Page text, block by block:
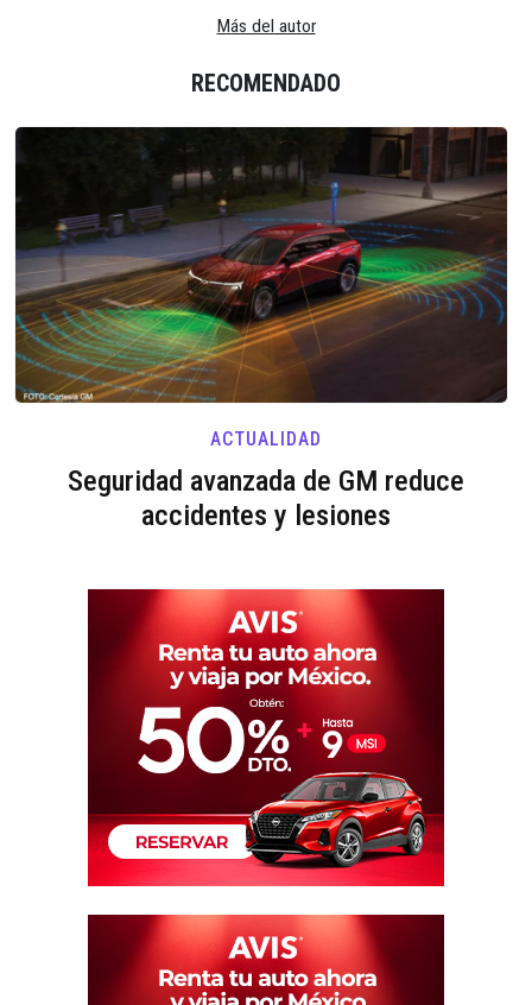
Más del autor
RECOMENDADO
ACTUALIDAD
Seguridad avanzada de GM reduce
accidentes y lesiones